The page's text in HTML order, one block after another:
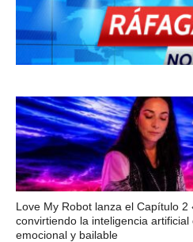
Love My Robot lanza el Capítulo 2
convirtiendo la inteligencia
emocional y bailable